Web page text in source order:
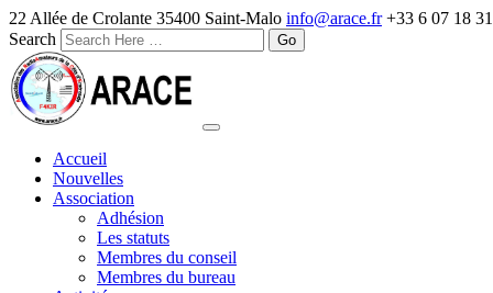
22 Allée de Crolante 35400 Saint-Malo info@arace.fr +33 6 07 18
Search
Accueil
Nouvelles
Association
Adhésion
Les statuts
Membres du conseil
Membres du bureau